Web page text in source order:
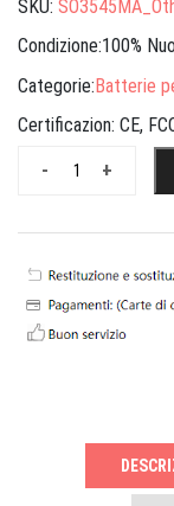
SKU:
Condizione:100%
Categorie:Batterie
Certificazion: CE,
+
-